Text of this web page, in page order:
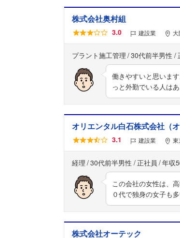
株式会社奥村組
3.0 建設業
プラント施工管理 30代前半男性
働きやすいと思いま
っと外勤でいる人は
オリエンタル白石株式会社（オ
3.1 建設業 東
経理 30代前半男性 正社員 年収
この会社の女性は、
０代で独身の女子も
株式会社オーテック